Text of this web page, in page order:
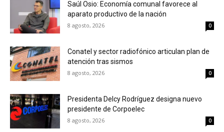
Saúl Osio: Economía comunal favorece al
aparato productivo de la nación
8 agosto, 2026 0
Conatel y sector radiofónico articulan plan de
atención tras sismos
8 agosto, 2026 0
Presidenta Delcy Rodríguez designa nuevo
presidente de Corpoelec
8 agosto, 2026 0